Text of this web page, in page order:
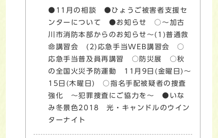
●11月の相談 ●ひょうご被害者支援セ
ンターについて ●お知らせ ○～加古
川市消防本部からのお知らせ～(1)普通救
命講習会 (2)応急手当WEB講習会 ○
応急手当普及員再講習 ○防災展 ○秋
の全国火災予防運動 11月9日(金曜日)～
15日(木曜日) ○指名手配被疑者の捜査
強化 ～犯罪捜査にご協力を～ ●いな
み冬景色2018 光・キャンドルのウイン
ターナイト